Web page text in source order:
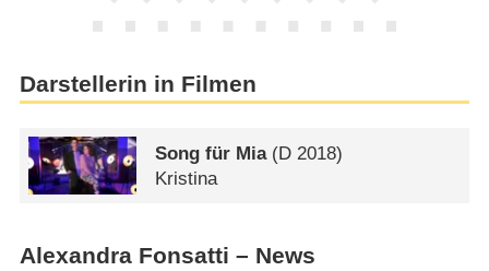
Darstellerin in Filmen
Song für Mia(D 2018)
Kristina
Alexandra Fonsatti – News